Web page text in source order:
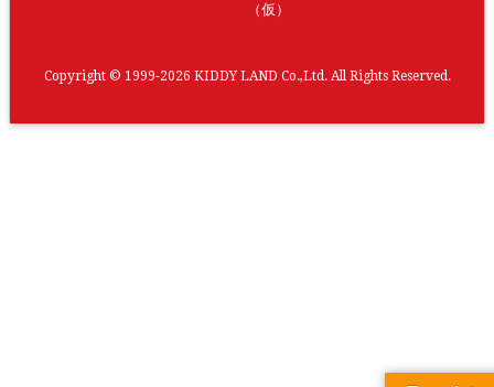
（仮）
Copyright © 1999-2026 KIDDY LAND Co.,Ltd. All Rights Reserved.